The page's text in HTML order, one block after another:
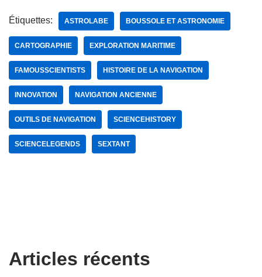
Étiquettes: ASTROLABE BOUSSOLE ET ASTRONOMIE
CARTOGRAPHIE EXPLORATION MARITIME
FAMOUSSCIENTISTS HISTOIRE DE LA NAVIGATION
INNOVATION NAVIGATION ANCIENNE
OUTILS DE NAVIGATION SCIENCEHISTORY
SCIENCELEGENDS SEXTANT
Articles récents